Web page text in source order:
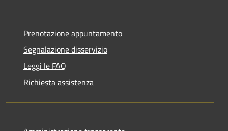
Prenotazione appuntamento
Segnalazione disservizio
Leggi le FAQ
Richiesta assistenza